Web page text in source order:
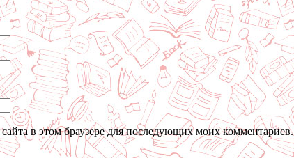
в этом браузере для последующих моих комментариев.